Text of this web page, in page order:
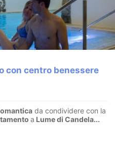
con centro benessere
da condividere con la
a Lume di Candela...